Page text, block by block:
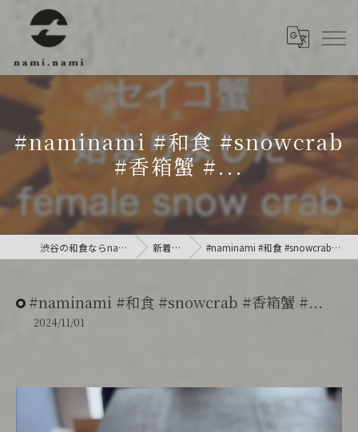
#naminami #和食 #snowcrab
#香箱蟹 #...
渋谷の和食ならnami.nami 新着情報 #naminami #和食 #snowcrab #香箱蟹 #...
#naminami #和食 #snowcrab #香箱蟹 #...
2024/11/01